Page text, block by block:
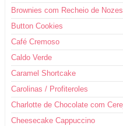
Brownies com Recheio de Nozes
Button Cookies
Café Cremoso
Caldo Verde
Caramel Shortcake
Carolinas / Profiteroles
Charlotte de Chocolate com
Cheesecake Cappuccino